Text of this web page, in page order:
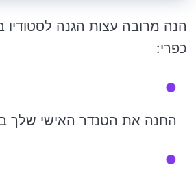
הנה מרובה עצות הגנה לסטודיו
כפרי:
החנה את הטנדר האישי שלך